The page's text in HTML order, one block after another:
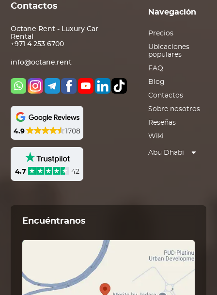
Contactos
Octane Rent - Luxury Car
Rental
+971 4 253 6700
info@octane.rent
4.9 1708
4.7 42
Navegación
Precios
Ubicaciones
populares
FAQ
Blog
Contactos
Sobre nosotros
Reseñas
Wiki
Abu Dhabi
Encuéntranos